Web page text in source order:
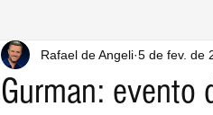
Gurman: evento
Rafael de Angeli 5 de fev. de